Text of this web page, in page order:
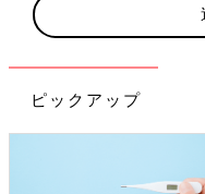
ピックアップ